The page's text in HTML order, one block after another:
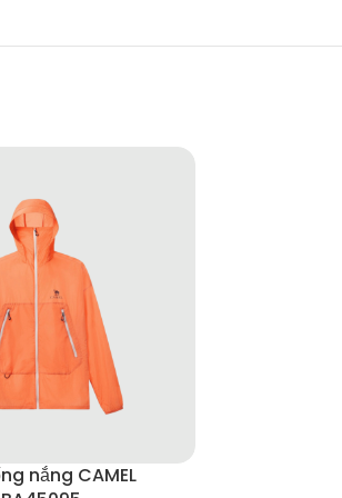
nắng CAMEL